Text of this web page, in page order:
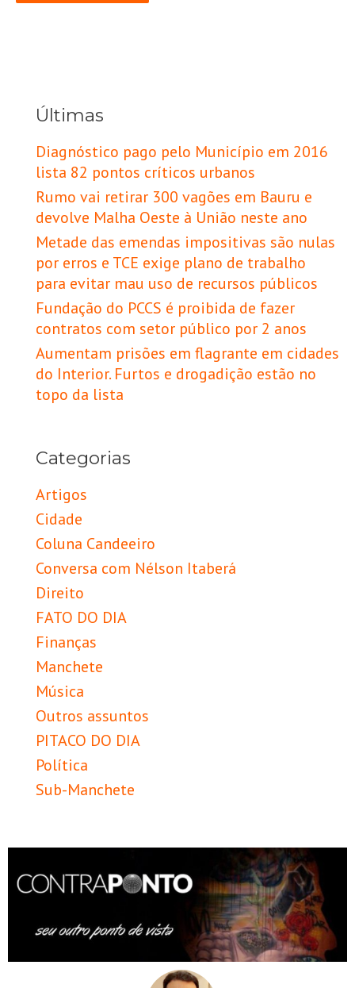
Últimas
Diagnóstico pago pelo Município em 2016
lista 82 pontos críticos urbanos
Rumo vai retirar 300 vagões em Bauru e
devolve Malha Oeste à União neste ano
Metade das emendas impositivas são nulas
por erros e TCE exige plano de trabalho
para evitar mau uso de recursos públicos
Fundação do PCCS é proibida de fazer
contratos com setor público por 2 anos
Aumentam prisões em flagrante em cidades
do Interior. Furtos e drogadição estão no
topo da lista
Categorias
Artigos
Cidade
Coluna Candeeiro
Conversa com Nélson Itaberá
Direito
FATO DO DIA
Finanças
Manchete
Música
Outros assuntos
PITACO DO DIA
Política
Sub-Manchete